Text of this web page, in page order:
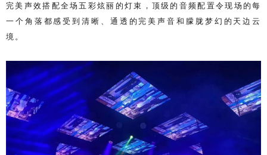
完美声效搭配全场五彩炫丽的灯束，顶级的音频配置令现场的每
一个角落都感受到清晰、通透的完美声音和朦胧梦幻的天边云
境。